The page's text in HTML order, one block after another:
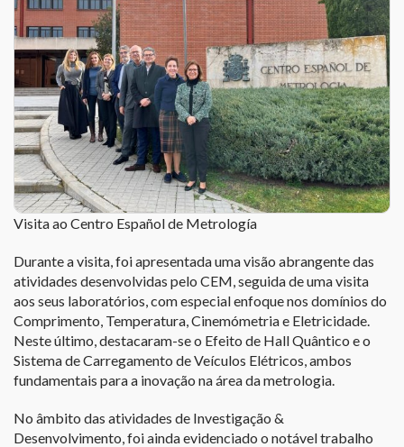
Visita ao Centro Español de Metrología
Durante a visita, foi apresentada uma visão abrangente das
atividades desenvolvidas pelo CEM, seguida de uma visita
aos seus laboratórios, com especial enfoque nos domínios do
Comprimento, Temperatura, Cinemómetria e Eletricidade.
Neste último, destacaram-se o Efeito de Hall Quântico e o
Sistema de Carregamento de Veículos Elétricos, ambos
fundamentais para a inovação na área da metrologia.
No âmbito das atividades de Investigação &
Desenvolvimento, foi ainda evidenciado o notável trabalho